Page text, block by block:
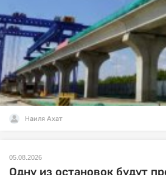
Наиля Ахат
05.08.2026
Одну из остановок будут